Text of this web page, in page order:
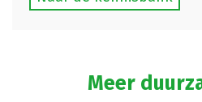
Meer